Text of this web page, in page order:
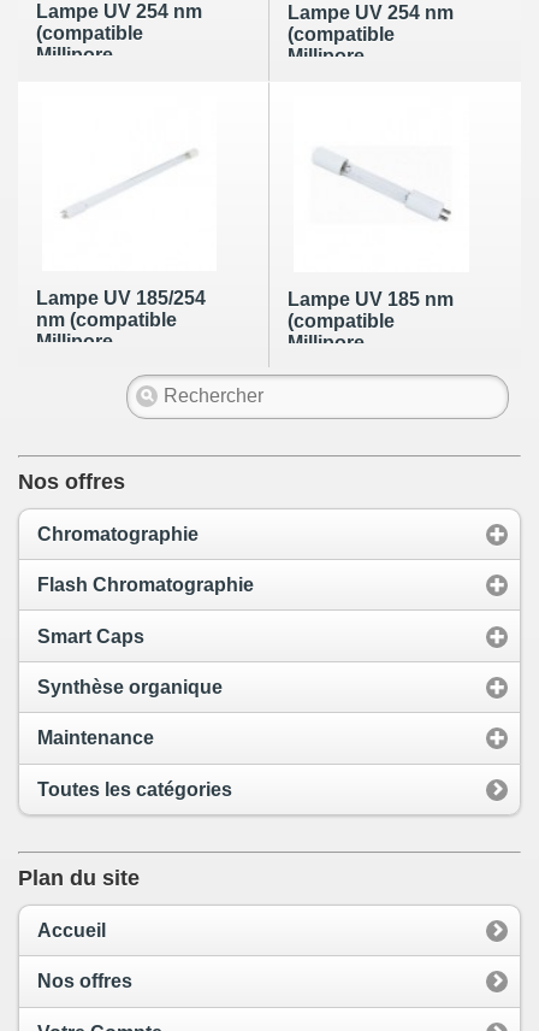
Lampe UV 254 nm
(compatible
Millipore
Lampe UV 254 nm
(compatible
Millipore
Lampe UV 185/254
nm (compatible
Millipore
Lampe UV 185 nm
(compatible
Millipore
Nos offres
Chromatographie
Flash Chromatographie
Smart Caps
Synthèse organique
Maintenance
Toutes les catégories
Plan du site
Accueil
Nos offres